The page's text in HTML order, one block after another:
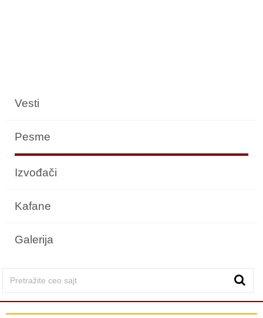
Vesti
Pesme
Izvođači
Kafane
Galerija